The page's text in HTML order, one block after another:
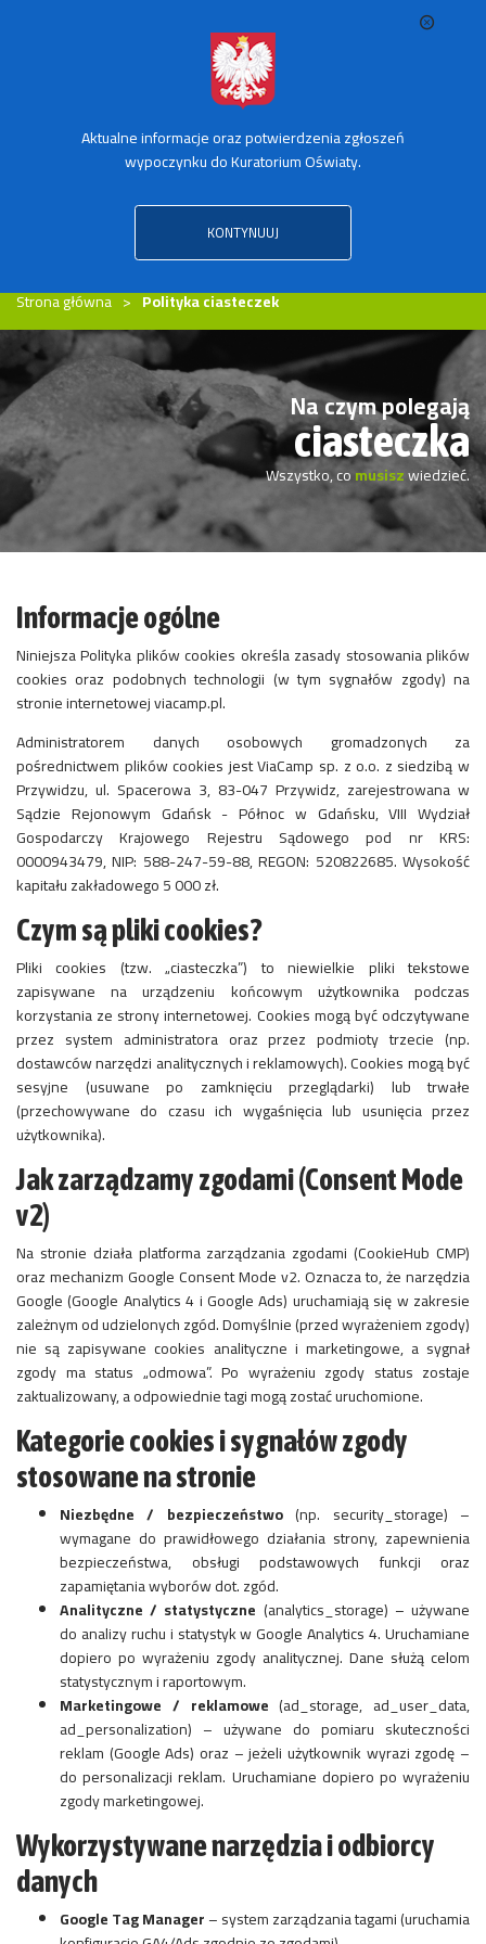
Aktualne informacje oraz potwierdzenia zgłoszeń
wypoczynku do Kuratorium Oświaty.
KONTYNUUJ
SPRAWDŹ TRANSPORT ZORGANIZOWANY
Strona główna Polityka ciasteczek
Na czym polegają
ciasteczka
Wszystko, comusiszwiedzieć.
Informacje ogólne
Niniejsza Polityka plików cookies określa zasady stosowania plików
cookies oraz podobnych technologii (w tym sygnałów zgody) na
stronie internetowej viacamp.pl.
Administratorem danych osobowych gromadzonych za
pośrednictwem plików cookies jest ViaCamp sp. z o.o. z siedzibą w
Przywidzu, ul. Spacerowa 3, 83-047 Przywidz, zarejestrowana w
Sądzie Rejonowym Gdańsk - Północ w Gdańsku, VIII Wydział
Gospodarczy Krajowego Rejestru Sądowego pod nr KRS:
0000943479, NIP: 588-247-59-88, REGON: 520822685. Wysokość
kapitału zakładowego 5 000 zł.
Czym są pliki cookies?
Pliki cookies (tzw. „ciasteczka”) to niewielkie pliki tekstowe
zapisywane na urządzeniu końcowym użytkownika podczas
korzystania ze strony internetowej. Cookies mogą być odczytywane
przez system administratora oraz przez podmioty trzecie (np.
dostawców narzędzi analitycznych i reklamowych). Cookies mogą być
sesyjne (usuwane po zamknięciu przeglądarki) lub trwałe
(przechowywane do czasu ich wygaśnięcia lub usunięcia przez
użytkownika).
Jak zarządzamy zgodami (Consent Mode
v2)
Na stronie działa platforma zarządzania zgodami (CookieHub CMP)
oraz mechanizm Google Consent Mode v2. Oznacza to, że narzędzia
Google (Google Analytics 4 i Google Ads) uruchamiają się w zakresie
zależnym od udzielonych zgód. Domyślnie (przed wyrażeniem zgody)
nie są zapisywane cookies analityczne i marketingowe, a sygnał
zgody ma status „odmowa”. Po wyrażeniu zgody status zostaje
zaktualizowany, a odpowiednie tagi mogą zostać uruchomione.
Kategorie cookies i sygnałów zgody
stosowane na stronie
Niezbędne / bezpieczeństwo(np. security_storage) –
wymagane do prawidłowego działania strony, zapewnienia
bezpieczeństwa, obsługi podstawowych funkcji oraz
zapamiętania wyborów dot. zgód.
Analityczne / statystyczne (analytics_storage) – używane
do analizy ruchu i statystyk w Google Analytics 4. Uruchamiane
dopiero po wyrażeniu zgody analitycznej. Dane służą celom
statystycznym i raportowym.
Marketingowe / reklamowe (ad_storage, ad_user_data,
ad_personalization) – używane do pomiaru skuteczności
reklam (Google Ads) oraz – jeżeli użytkownik wyrazi zgodę –
do personalizacji reklam. Uruchamiane dopiero po wyrażeniu
zgody marketingowej.
Wykorzystywane narzędzia i odbiorcy
danych
Google Tag Manager– system zarządzania tagami (uruchamia